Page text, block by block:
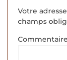
Votre
champs
Commentaire